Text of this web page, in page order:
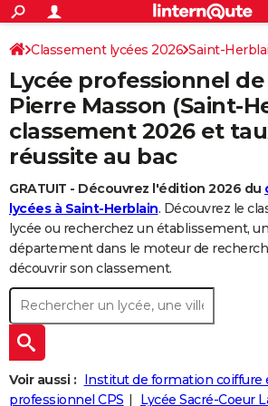
ACTUALITÉS
Politique
Société
Faits Divers
Education
Monde
Villes
+
SPORT
Coupe du monde 2026
Football
Tennis
Cyclisme
Rugby
Forum
CULTURE
Programme TV
TNT
Streaming
Cinéma
Sorties cinéma
Musique
+
FINANCE
Retraite
Impôts
Epargne
Immobilier
Risques naturels par ville
Banque
Assurance
Crédit
AUTO
Essais
Réserver un essai
Citadines
Berlines
SUV
Forum auto
HIGH-TECH
Mobiles
Meilleur smartphone
Internet
Ordinateurs
Jeux vidéo
Guide high-tech
+BRICOLAGE
Forum
Aménagement intérieur
Extérieur
Cuisine
Salle de bains
Jardinage
Rangement
+
Guides de France
Escapades
Patrimoine
Expositions
Musées
Week-end nature
Art de vivre
Bien-être
Loisirs
Mode
Modes de vie
SANTE
Alimentation
Guide de la santé
Maladies
Médicaments
Sommeil
VOYAGE
S'inscrire
Connexion
Classement lycées 2026 Saint-
Lycée professionnel
Pierre Masson (Saint-
classement 2026 et
réussite au bac
GRATUIT - Découvrez l'édition 2026 du
lycées à Saint-Herblain. Découvrez le
lycée ou recherchez un établissement,
département dans le moteur de
découvrir son classement.
Voir aussi : Institut de formation coiffure
professionnel CPS
Lycée Sacré-Coeur